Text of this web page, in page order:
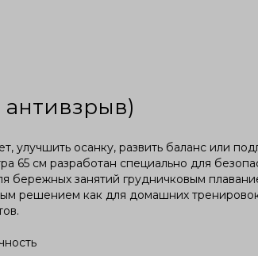
антивзрыв)
улучшить осанку, развить баланс или
65 см разработан специально для
занятий грудничковым
решением как для домашних